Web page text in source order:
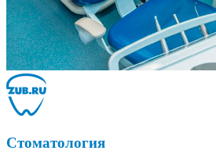
Стоматология